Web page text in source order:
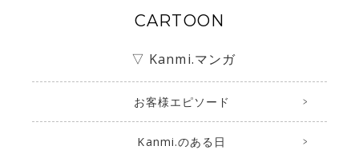
CARTOON
▽ Kanmi.マンガ
お客様エピソード
Kanmi.のある日